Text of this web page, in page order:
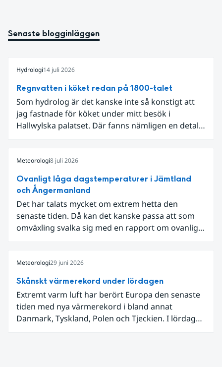
Senaste blogginläggen
Hydrologi14 juli 2026
Regnvatten i köket redan på 1800-talet
Som hydrolog är det kanske inte så konstigt att
jag fastnade för köket under mitt besök i
Hallwylska palatset. Där fanns nämligen en detalj
Meteorologi8 juli 2026
Ovanligt låga dagstemperaturer i Jämtland
och Ångermanland
Det har talats mycket om extrem hetta den
senaste tiden. Då kan det kanske passa att som
omväxling svalka sig med en rapport om ovanligt
Meteorologi29 juni 2026
Skånskt värmerekord under lördagen
Extremt varm luft har berört Europa den senaste
tiden med nya värmerekord i bland annat
Danmark, Tyskland, Polen och Tjeckien. I lördags